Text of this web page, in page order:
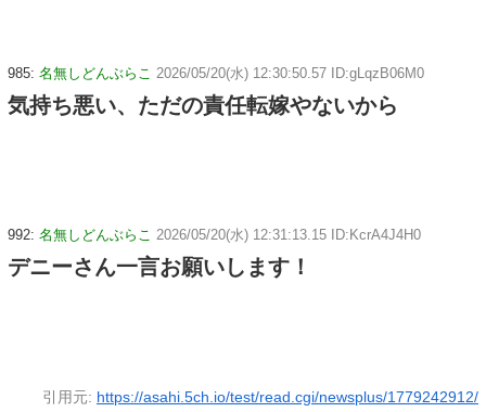
985: 名無しどんぶらこ 2026/05/20(水) 12:30:50.57 ID:gLqzB06M0
気持ち悪い、ただの責任転嫁やないから
992: 名無しどんぶらこ 2026/05/20(水) 12:31:13.15 ID:KcrA4J4H0
デニーさん一言お願いします！
引用元: https://asahi.5ch.io/test/read.cgi/newsplus/1779242912/